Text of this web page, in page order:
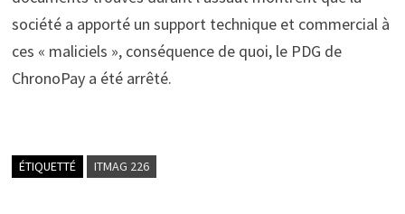
société a apporté un support technique et commercial à
ces « maliciels », conséquence de quoi, le PDG de
ChronoPay a été arrêté.
ÉTIQUETTÉ ITMAG 226